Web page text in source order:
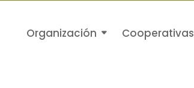
Organización Cooperativas